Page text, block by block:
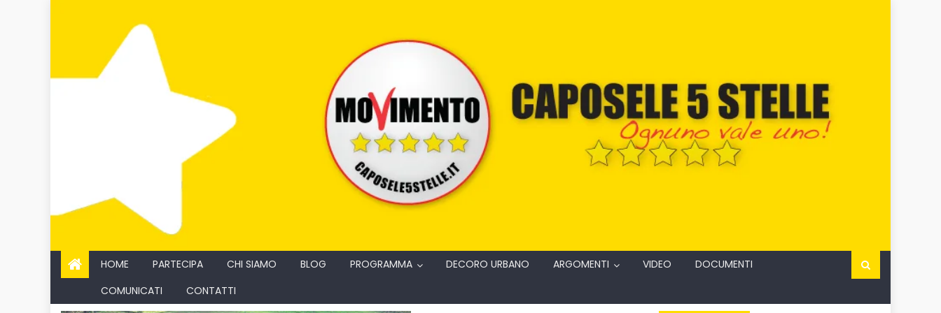
HOME PARTECIPA CHI SIAMO BLOG PROGRAMMA DECORO URBANO ARGOMENTI VIDEO
DOCUMENTI
COMUNICATI
CONTATTI